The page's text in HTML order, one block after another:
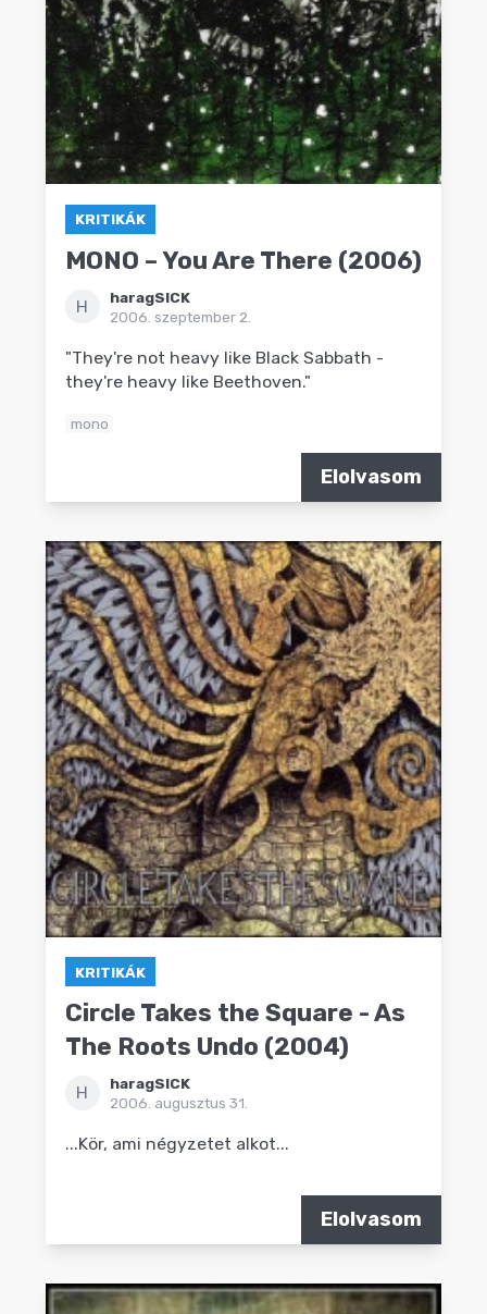
KRITIKÁK
MONO – You Are There (2006)
H
haragSICK
2006. szeptember 2.
"They're not heavy like Black Sabbath -
they're heavy like Beethoven."
mono
Elolvasom
KRITIKÁK
Circle Takes the Square - As
The Roots Undo (2004)
H
haragSICK
2006. augusztus 31.
...Kör, ami négyzetet alkot...
Elolvasom